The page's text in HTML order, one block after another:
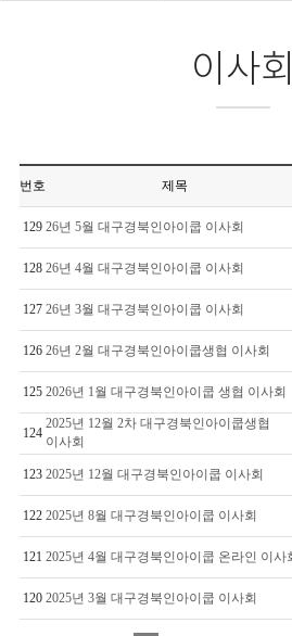
이사회
번호 제목
129 26년 5월 대구경북인아이쿱 이사회
128 26년 4월 대구경북인아이쿱 이사회
127 26년 3월 대구경북인아이쿱 이사회
126 26년 2월 대구경북인아이쿱생협 이사회
125 2026년 1월 대구경북인아이쿱 생협 이사회
124
2025년 12월 2차 대구경북인아이쿱생협
이사회
123 2025년 12월 대구경북인아이쿱 이사회
122 2025년 8월 대구경북인아이쿱 이사회
121 2025년 4월 대구경북인아이쿱 온라인 이사
120 2025년 3월 대구경북인아이쿱 이사회